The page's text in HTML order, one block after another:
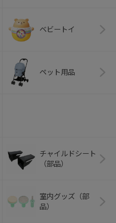
ベビートイ
ペット用品
チャイルドシート
（部品）
室内グッズ（部
品）